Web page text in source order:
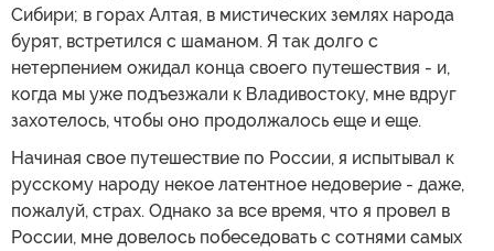
Сибири; в горах Алтая, в мистических землях народа
бурят, встретился с шаманом. Я так долго с
нетерпением ожидал конца своего путешествия - и,
когда мы уже подъезжали к Владивостоку, мне вдруг
захотелось, чтобы оно продолжалось еще и еще.
Начиная свое путешествие по России, я испытывал к
русскому народу некое латентное недоверие - даже,
пожалуй, страх. Однако за все время, что я провел в
России, мне довелось побеседовать с сотнями самых